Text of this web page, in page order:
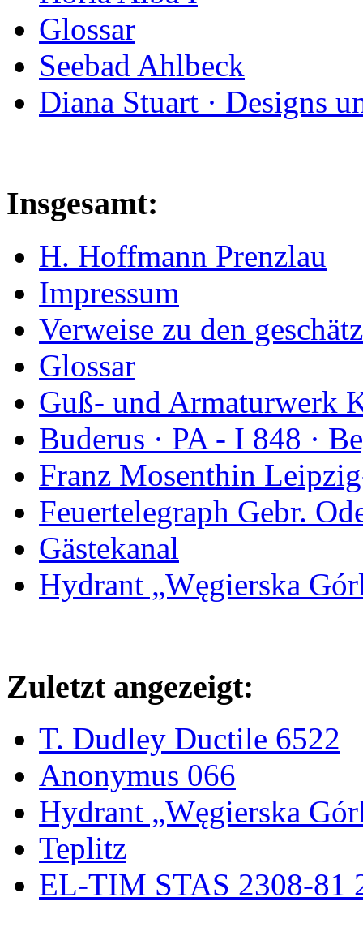
Glossar
Seebad Ahlbeck
Diana Stuart · Designs
Insgesamt:
H. Hoffmann Prenzlau
Impressum
Verweise zu den
Glossar
Guß- und Armaturwerk
Buderus · PA - I 848 ·
Franz Mosenthin
Feuertelegraph Gebr.
Gästekanal
Hydrant „Węgierska
Zuletzt angezeigt:
T. Dudley Ductile 6522
Anonymus 066
Hydrant „Węgierska
Teplitz
EL-TIM STAS 2308-81